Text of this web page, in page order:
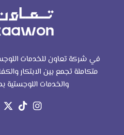
في شركة تعاون للخدمات
متكاملة تجمع بين الابتكار
والخدمات اللوجستية